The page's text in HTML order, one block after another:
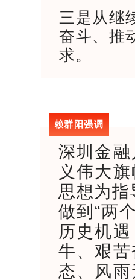
三是从继
奋斗、推
求。
赖群阳强调
深圳金
义伟大
思想为指
做到“两
历史机
牛、艰
态、风